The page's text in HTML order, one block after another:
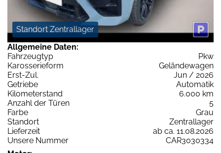
Standort Zentrallager
Allgemeine Daten:
Fahrzeugtyp
Pkw
Karosserieform
Geländewagen
Erst-Zul.
Jun / 2026
Getriebe
Automatik
Kilometerstand
6.000 km
Anzahl der Türen
5
Farbe
Grau
Standort
Zentrallager
Lieferzeit
ab ca. 11.08.2026
Unsere Nummer
CAR3030334